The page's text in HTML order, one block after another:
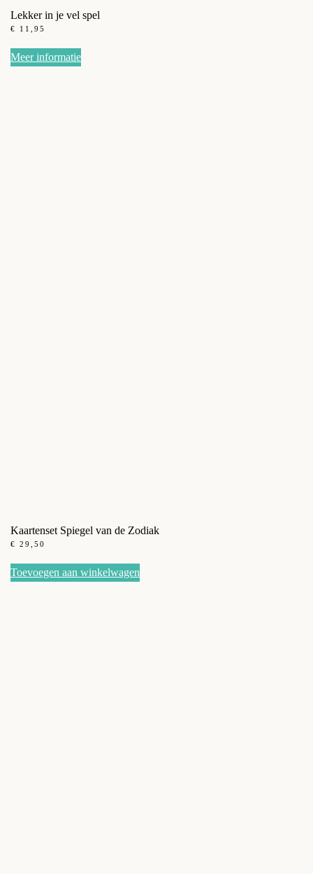
Lekker in je vel spel
€ 11,95
Meer informatie
Kaartenset Spiegel van de Zodiak
€ 29,50
Toevoegen aan winkelwagen